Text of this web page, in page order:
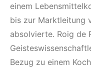
einem
bis zur Marktleitung
absolvierte. Roig de
Bezug zu einem